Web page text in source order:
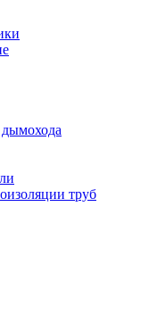
труб